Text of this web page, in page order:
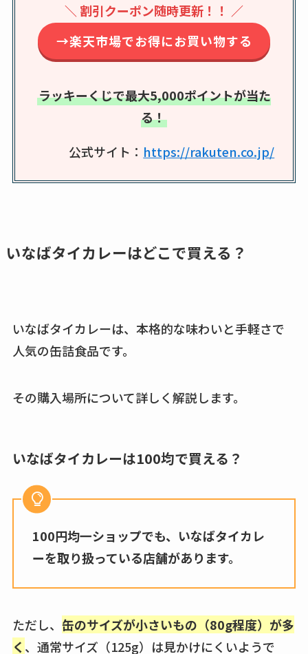
売店も調査
エッセンシャルフラ
ットが廃盤？なぜ？
売ってない？どこで
売ってるか・代替品
など解説
ビタクラフトのウル
キーピング販売終了
は？代わりの代用品
も調査
スはコンビニで売っ
てる？薬局やイオン
も調査
＼ 割引クーポン随時更新！！ ／
→楽天市場でお得にお買い物する
ラッキーくじで最大5,000ポイントが当た
る！
公式サイト： https://rakuten.co.jp/
いなばタイカレーはどこで買える？
いなばタイカレーは、本格的な味わいと手軽さで
人気の缶詰食品です。
その購入場所について詳しく解説します。
いなばタイカレーは100均で買える？
100円均一ショップでも、いなばタイカレ
ーを取り扱っている店舗があります。
ただし、 缶のサイズが小さいもの（80g程度）が多
く 、通常サイズ（125g）は見かけにくいようで